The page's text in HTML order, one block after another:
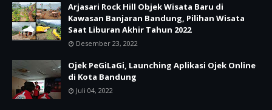
Arjasari Rock Hill Objek Wisata Baru di
Kawasan Banjaran Bandung, Pilihan Wisata
Saat Liburan Akhir Tahun 2022
Desember 23, 2022
Ojek PeGiLaGi, Launching Aplikasi Ojek Online
di Kota Bandung
Juli 04, 2022